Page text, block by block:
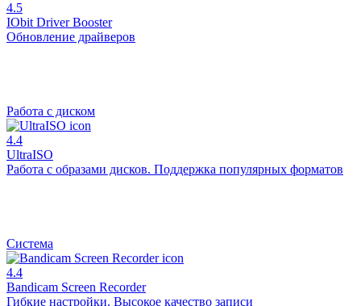
4.5
IObit Driver Booster
Обновление драйверов
Работа с диском
4.4
UltraISO
Работа с образами дисков. Поддержка популярных форматов
Система
4.4
Bandicam Screen Recorder
Гибкие настройки. Высокое качество записи